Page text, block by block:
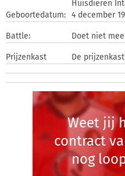
Huisdieren
Geboortedatum: 4 december
Battle: Doet niet
Prijzenkast De
Weet jij
contract
nog